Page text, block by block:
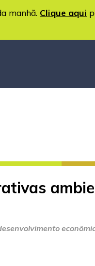
manhã. Clique aqui